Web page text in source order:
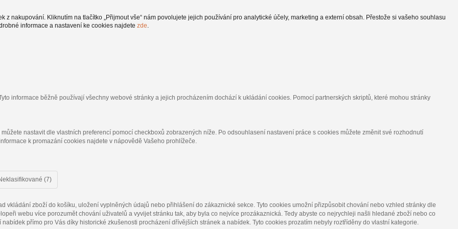
nakupování. Kliknutím na tlačítko „Přijmout vše“ nám povolujete jejich používání pro analytické účely, marketing a externí obsah. Přestože si vašeho souhlasu
informace a nastavení ke cookies najdete zde.
informace běžně používají všechny webové stránky a jejich procházením dochází k ukládání cookies. Pomocí partnerských skriptů, které mohou stránky
nastavit dle vlastních preferencí pomocí checkboxů zobrazených níže. Po odsouhlasení nastavení práce s cookies můžete změnit své rozhodnutí
k promazání cookies najdete v nápovědě Vašeho prohlížeče.
(7)
vkládání zboží do košíku, uložení vyplněných údajů nebo přihlášení do zákaznické sekce. Tyto cookies umožní přizpůsobit chování nebo vzhled stránky dle
webu více porozumět chování uživatelů a vyvijet stránku tak, aby byla co nejvíce prozákaznická. Tedy abyste co nejrychleji našli hledané zboží nebo co
přímo pro Vás díky historické zkušenosti procházení dřívějších stránek a nabídek. Tyto cookies prozatím nebyly roztříděny do vlastní kategorie.